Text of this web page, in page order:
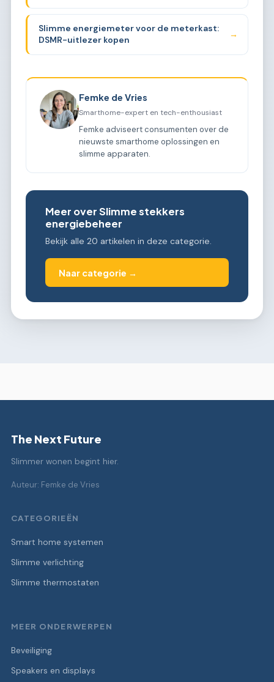
Slimme energiemeter voor de meterkast:
DSMR-uitlezer kopen
→
Femke de Vries
Smarthome-expert en tech-enthousiast
Femke adviseert consumenten over de
nieuwste smarthome oplossingen en
slimme apparaten.
Meer over Slimme stekkers
energiebeheer
Bekijk alle 20 artikelen in deze categorie.
Naar categorie →
The Next Future
Slimmer wonen begint hier.
Auteur: Femke de Vries
CATEGORIEËN
Smart home systemen
Slimme verlichting
Slimme thermostaten
MEER ONDERWERPEN
Beveiliging
Speakers en displays